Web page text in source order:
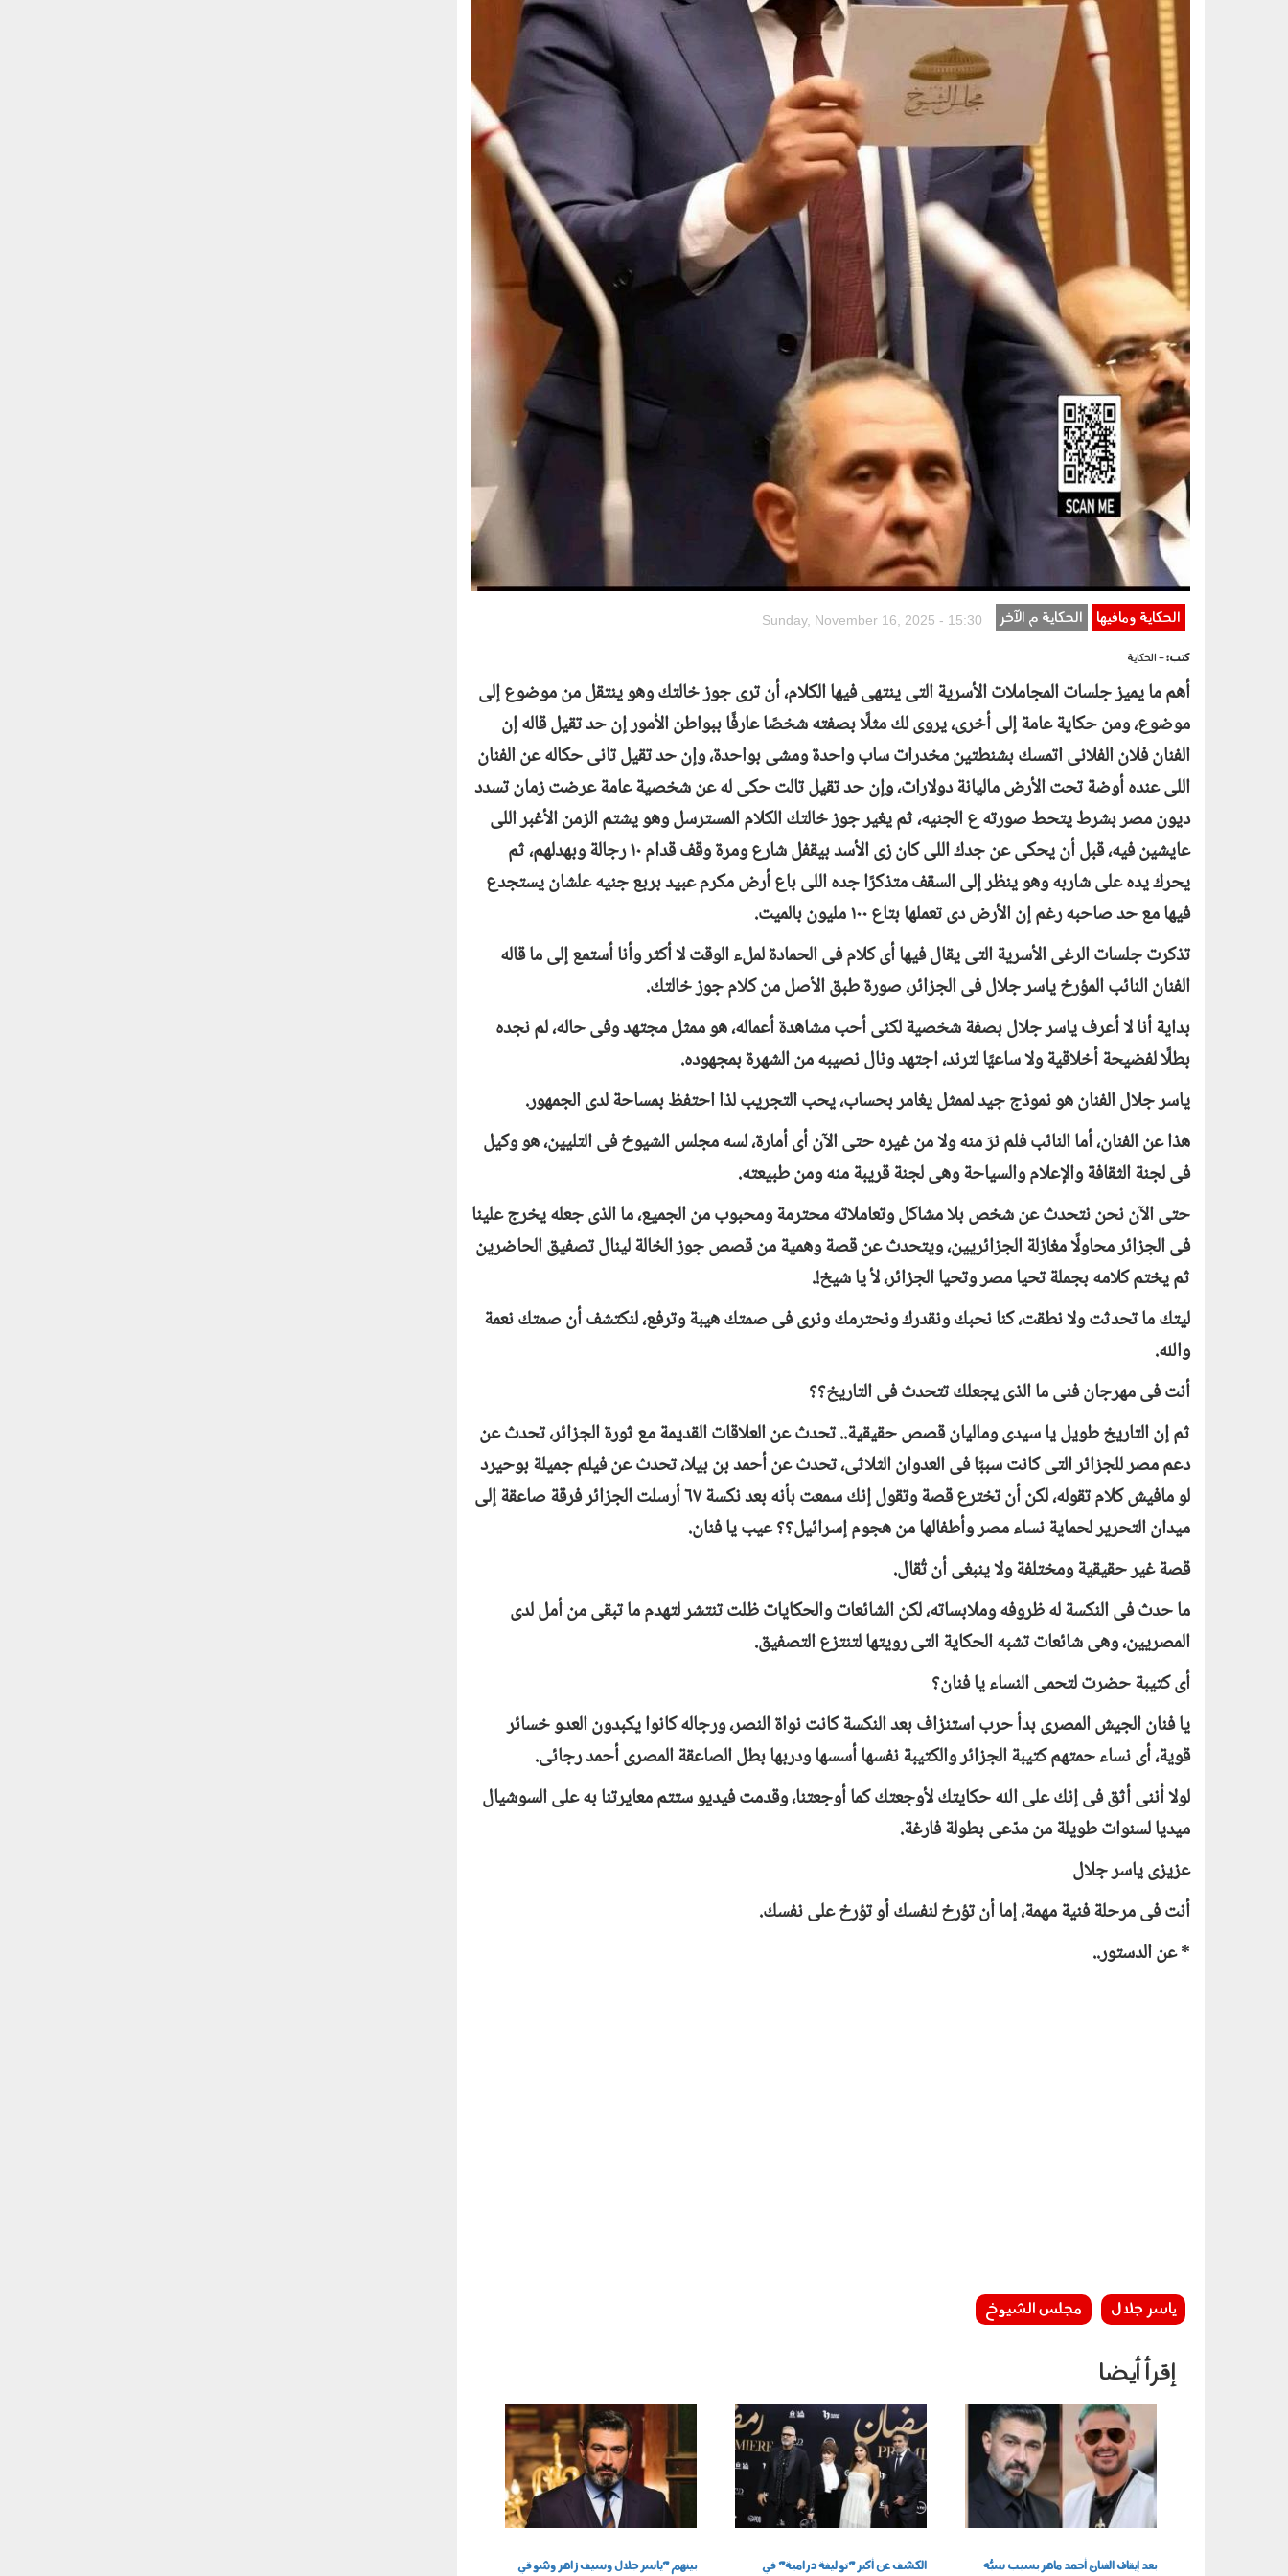
الحكاية ومافيها الحكاية م الآخر Sunday, November 16, 2025 - 15:30
كتب:- الحكاية
أهم ما يميز جلسات المجاملات الأسرية التى ينتهى فيها الكلام، أن ترى جوز خالتك وهو ينتقل من موضوع إلى
موضوع، ومن حكاية عامة إلى أخرى، يروى لك مثلًا بصفته شخصًا عارفًا ببواطن الأمور إن حد تقيل قاله إن
الفنان فلان الفلانى اتمسك بشنطتين مخدرات ساب واحدة ومشى بواحدة، وإن حد تقيل تانى حكاله عن الفنان
اللى عنده أوضة تحت الأرض ماليانة دولارات، وإن حد تقيل تالت حكى له عن شخصية عامة عرضت زمان تسدد
ديون مصر بشرط يتحط صورته ع الجنيه، ثم يغير جوز خالتك الكلام المسترسل وهو يشتم الزمن الأغبر اللى
عايشين فيه، قبل أن يحكى عن جدك اللى كان زى الأسد بيقفل شارع ومرة وقف قدام ١٠ رجالة وبهدلهم، ثم
يحرك يده على شاربه وهو ينظر إلى السقف متذكرًا جده اللى باع أرض مكرم عبيد بربع جنيه علشان يستجدع
فيها مع حد صاحبه رغم إن الأرض دى تعملها بتاع ١٠٠ مليون بالميت.
تذكرت جلسات الرغى الأسرية التى يقال فيها أى كلام فى الحمادة لملء الوقت لا أكثر وأنا أستمع إلى ما قاله
الفنان النائب المؤرخ ياسر جلال فى الجزائر، صورة طبق الأصل من كلام جوز خالتك.
بداية أنا لا أعرف ياسر جلال بصفة شخصية لكنى أحب مشاهدة أعماله، هو ممثل مجتهد وفى حاله، لم نجده
بطلًا لفضيحة أخلاقية ولا ساعيًا لترند، اجتهد ونال نصيبه من الشهرة بمجهوده.
ياسر جلال الفنان هو نموذج جيد لممثل يغامر بحساب، يحب التجريب لذا احتفظ بمساحة لدى الجمهور.
هذا عن الفنان، أما النائب فلم نرَ منه ولا من غيره حتى الآن أى أمارة، لسه مجلس الشيوخ فى التليين، هو وكيل
فى لجنة الثقافة والإعلام والسياحة وهى لجنة قريبة منه ومن طبيعته.
حتى الآن نحن نتحدث عن شخص بلا مشاكل وتعاملاته محترمة ومحبوب من الجميع، ما الذى جعله يخرج علينا
فى الجزائر محاولًا مغازلة الجزائريين، ويتحدث عن قصة وهمية من قصص جوز الخالة لينال تصفيق الحاضرين
ثم يختم كلامه بجملة تحيا مصر وتحيا الجزائر، لأ يا شيخ!.
ليتك ما تحدثت ولا نطقت، كنا نحبك ونقدرك ونحترمك ونرى فى صمتك هيبة وترفع، لنكتشف أن صمتك نعمة
والله.
أنت فى مهرجان فنى ما الذى يجعلك تتحدث فى التاريخ؟؟
ثم إن التاريخ طويل يا سيدى وماليان قصص حقيقية.. تحدث عن العلاقات القديمة مع ثورة الجزائر، تحدث عن
دعم مصر للجزائر التى كانت سببًا فى العدوان الثلاثى، تحدث عن أحمد بن بيلا، تحدث عن فيلم جميلة بوحيرد
لو مافيش كلام تقوله، لكن أن تخترع قصة وتقول إنك سمعت بأنه بعد نكسة ٦٧ أرسلت الجزائر فرقة صاعقة إلى
ميدان التحرير لحماية نساء مصر وأطفالها من هجوم إسرائيل؟؟ عيب يا فنان.
قصة غير حقيقية ومختلفة ولا ينبغى أن تُقال.
ما حدث فى النكسة له ظروفه وملابساته، لكن الشائعات والحكايات ظلت تنتشر لتهدم ما تبقى من أمل لدى
المصريين، وهى شائعات تشبه الحكاية التى رويتها لتنتزع التصفيق.
أى كتيبة حضرت لتحمى النساء يا فنان؟
يا فنان الجيش المصرى بدأ حرب استنزاف بعد النكسة كانت نواة النصر، ورجاله كانوا يكبدون العدو خسائر
قوية، أى نساء حمتهم كتيبة الجزائر والكتيبة نفسها أسسها ودربها بطل الصاعقة المصرى أحمد رجائى.
لولا أننى أثق فى إنك على الله حكايتك لأوجعتك كما أوجعتنا، وقدمت فيديو ستتم معايرتنا به على السوشيال
ميديا لسنوات طويلة من مدّعى بطولة فارغة.
عزيزى ياسر جلال
أنت فى مرحلة فنية مهمة، إما أن تؤرخ لنفسك أو تؤرخ على نفسك.
* عن الدستور..
ياسر جلال مجلس الشيوخ
إقرأ أيضا
250201.jpg
بعد إيقاف الفنان أحمد ماهر بسبب سبُّه
010206.jpg
الكشف عن أكبر "توليفة درامية" في
121005.jpg
بينهم "ياسر جلال وسيف زاهر وشوقي